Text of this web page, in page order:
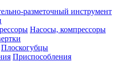
разметочный инструмент
Насосы, компрессоры
Плоскогубцы
Приспособления